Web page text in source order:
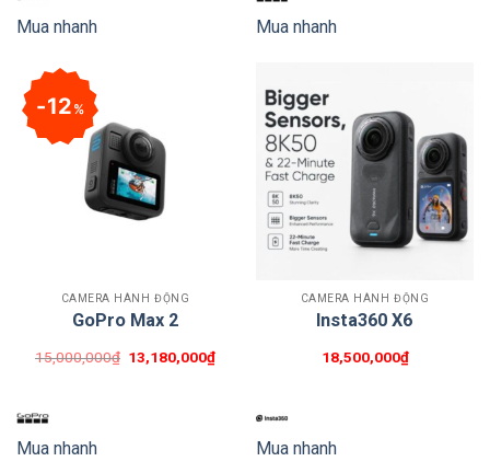
Mua nhanh Mua nhanh
12%
CAMERA HÀNH ĐỘNG
GoPro Max 2
15,000,000₫ Giá
gốc
13,180,000₫Giá
13,180,000₫.
Mua nhanh
CAMERA HÀNH ĐỘNG
Insta360 X6
18,500,000₫
Mua nhanh